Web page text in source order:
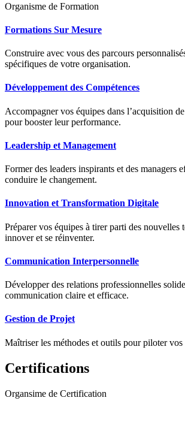
Organisme de Formation
Formations Sur Mesure
Construire avec vous des parcours
spécifiques de votre organisation.
Développement des Compétences
Accompagner vos équipes dans l’acquisition
pour booster leur performance.
Leadership et Management
Former des leaders inspirants et des managers
conduire le changement.
Innovation et Transformation Digitale
Préparer vos équipes à tirer parti des nouvelles
innover et se réinventer.
Communication Interpersonnelle
Développer des relations professionnelles
communication claire et efficace.
Gestion de Projet
Maîtriser les méthodes et outils pour piloter vos
Certifications
Organsime de Certification